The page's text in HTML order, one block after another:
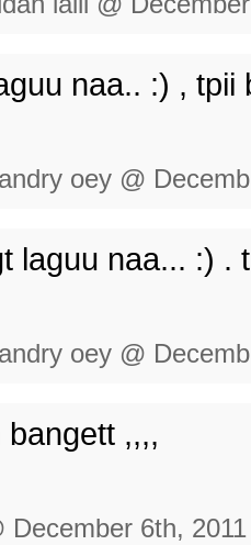
naa.. :) , tpii
oey @
laguu naa... :) .
oey @
,,,,
December 6th, 2011